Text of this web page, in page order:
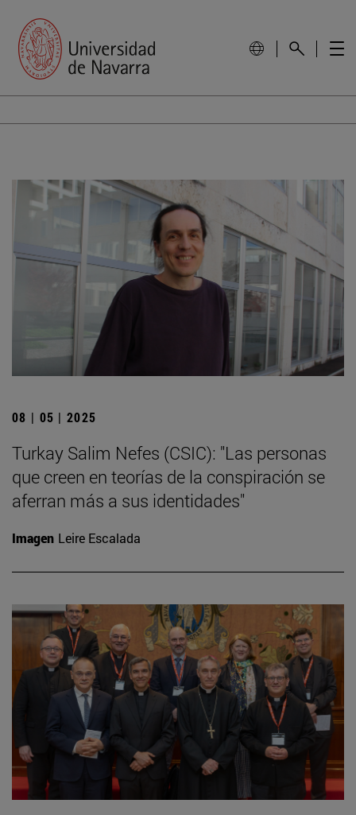
08 | 05 | 2025
Turkay Salim Nefes (CSIC): "Las personas
que creen en teorías de la conspiración se
aferran más a sus identidades"
Imagen Leire Escalada